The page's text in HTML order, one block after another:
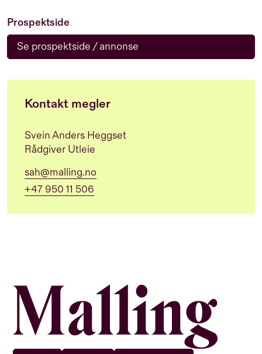
Prospektside
Se prospektside / annonse
Kontakt megler
Svein Anders Heggset
Rådgiver Utleie
sah@malling.no
+47 950 11 506